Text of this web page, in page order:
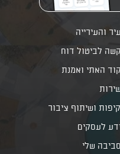
והעירייה
לביטול דוח
האתי ואמנת
ושיתוף ציבור
לעסקים
שלי